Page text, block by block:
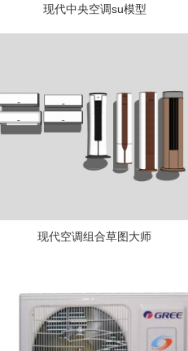
现代中央空调su模型
现代空调组合草图大师